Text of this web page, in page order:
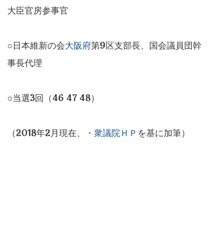
大臣官房参事官
○日本維新の会大阪府第9区支部長、国会議員団幹
事長代理
○当選3回（46 47 48）
（2018年2月現在、・ 衆議院ＨＰ を基に加筆）